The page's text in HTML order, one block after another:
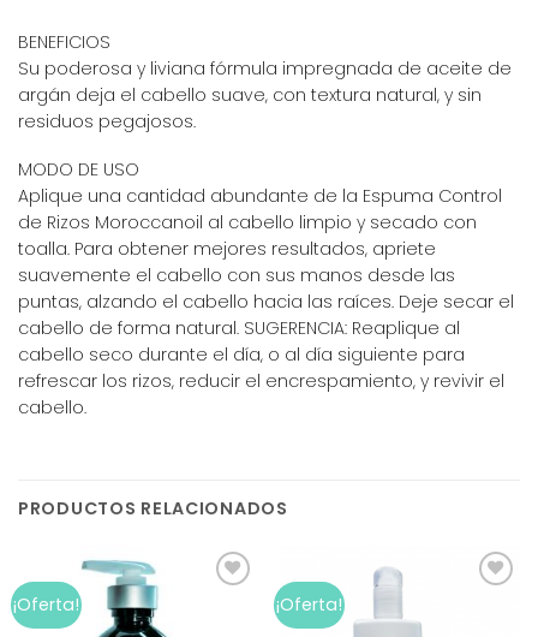
BENEFICIOS
Su poderosa y liviana fórmula impregnada de aceite de
argán deja el cabello suave, con textura natural, y sin
residuos pegajosos.
MODO DE USO
Aplique una cantidad abundante de la Espuma Control
de Rizos Moroccanoil al cabello limpio y secado con
toalla. Para obtener mejores resultados, apriete
suavemente el cabello con sus manos desde las
puntas, alzando el cabello hacia las raíces. Deje secar el
cabello de forma natural. SUGERENCIA: Reaplique al
cabello seco durante el día, o al día siguiente para
refrescar los rizos, reducir el encrespamiento, y revivir el
cabello.
PRODUCTOS RELACIONADOS
¡Oferta! ¡Oferta!